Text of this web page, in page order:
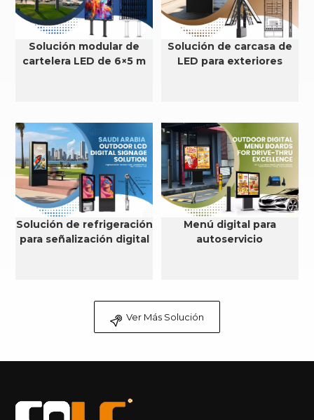
Solución modular de
cartelera LED de 6×5 m
Solución de carcasa de
LED para exteriores
Solución de refrigeración
para señalización digital
Menú digital para
autoservicio
Ver Más Solución